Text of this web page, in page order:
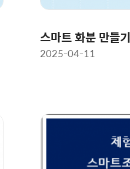
스마트 화분 만들기
2025-04-11